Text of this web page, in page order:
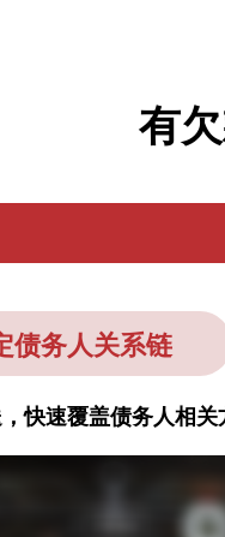
有
债务人关系链
快速覆盖债务人相关